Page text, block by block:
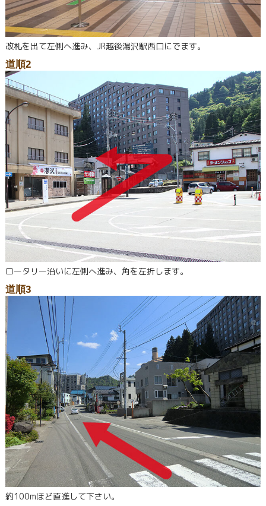
改札を出て左側へ進み、JR越後湯沢駅西口にでます。
道順2
ロータリー沿いに左側へ進み、角を左折します。
道順3
約100mほど直進して下さい。